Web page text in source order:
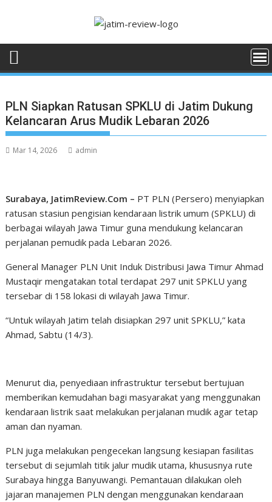
PLN Siapkan Ratusan SPKLU di Jatim Dukung
Kelancaran Arus Mudik Lebaran 2026
Mar 14, 2026 admin
Surabaya, JatimReview.Com – PT PLN (Persero) menyiapkan
ratusan stasiun pengisian kendaraan listrik umum (SPKLU) di
berbagai wilayah Jawa Timur guna mendukung kelancaran
perjalanan pemudik pada Lebaran 2026.
General Manager PLN Unit Induk Distribusi Jawa Timur Ahmad
Mustaqir mengatakan total terdapat 297 unit SPKLU yang
tersebar di 158 lokasi di wilayah Jawa Timur.
“Untuk wilayah Jatim telah disiapkan 297 unit SPKLU,” kata
Ahmad, Sabtu (14/3).
Menurut dia, penyediaan infrastruktur tersebut bertujuan
memberikan kemudahan bagi masyarakat yang menggunakan
kendaraan listrik saat melakukan perjalanan mudik agar tetap
aman dan nyaman.
PLN juga melakukan pengecekan langsung kesiapan fasilitas
tersebut di sejumlah titik jalur mudik utama, khususnya rute
Surabaya hingga Banyuwangi. Pemantauan dilakukan oleh
jajaran manajemen PLN dengan menggunakan kendaraan